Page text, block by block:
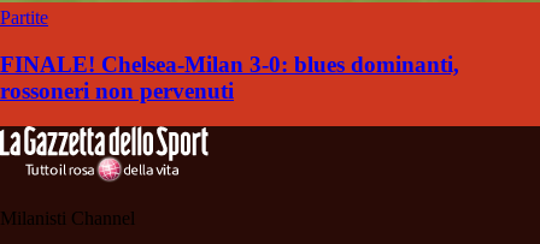
Partite
FINALE! Chelsea-Milan 3-0: blues dominanti,
rossoneri non pervenuti
Milanisti Channel